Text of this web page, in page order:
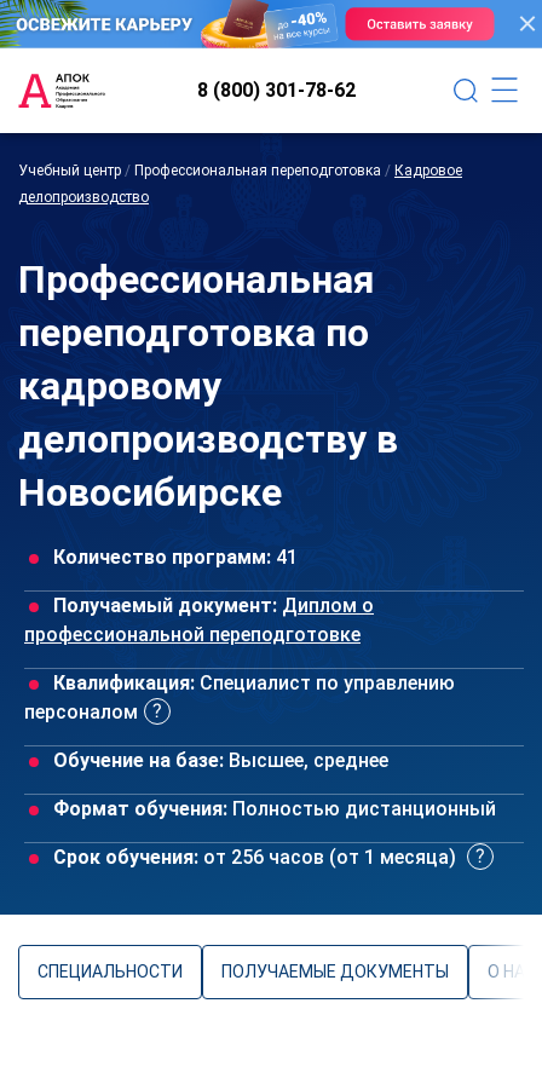
8 (800) 301-78-62
Учебный центр / Профессиональная переподготовка / Кадровое
делопроизводство
Профессиональная
переподготовка по
кадровому
делопроизводству в
Новосибирске
Количество программ: 41
Получаемый документ: Диплом о
профессиональной переподготовке
Квалификация: Специалист по управлению
персоналом
Обучение на базе: Высшее, среднее
Формат обучения: Полностью дистанционный
Срок обучения: от 256 часов (от 1 месяца)
СПЕЦИАЛЬНОСТИ ПОЛУЧАЕМЫЕ ДОКУМЕНТЫ О